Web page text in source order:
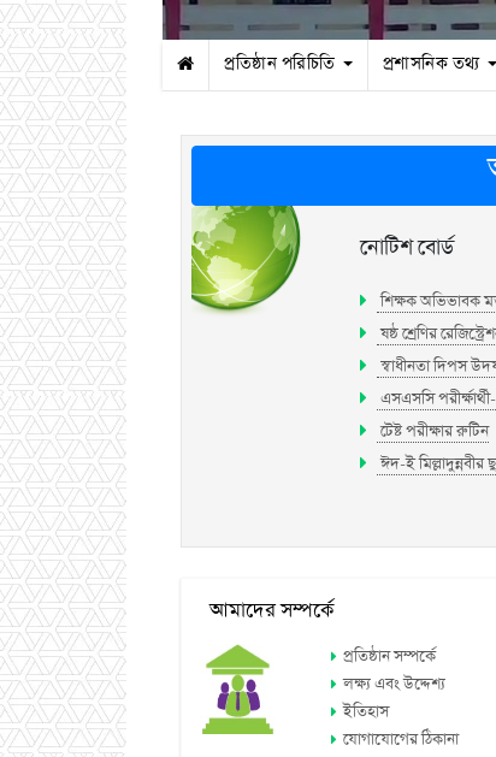
প্রতিষ্ঠান পরিচিতি প্রশাসনিক তথ্য
নোটিশ বোর্ড
শিক্ষক অভিভাবক
ষষ্ঠ শ্রেণির
স্বাধীনতা দিপস
এসএসসি
টেষ্ট পরীক্ষার রুটিন
ঈদ-ই মিল্লাদুন্নবীর
আমাদের সম্পর্কে
প্রতিষ্ঠান সম্পর্কে
লক্ষ্য এবং উদ্দেশ্য
ইতিহাস
যোগাযোগের ঠিকানা